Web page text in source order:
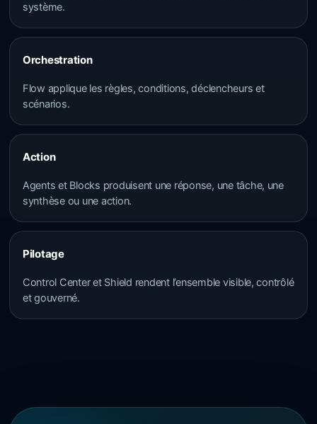
système.
Orchestration
Flow applique les règles, conditions, déclencheurs et
scénarios.
Action
Agents et Blocks produisent une réponse, une tâche, une
synthèse ou une action.
Pilotage
Control Center et Shield rendent l’ensemble visible, contrôlé
et gouverné.